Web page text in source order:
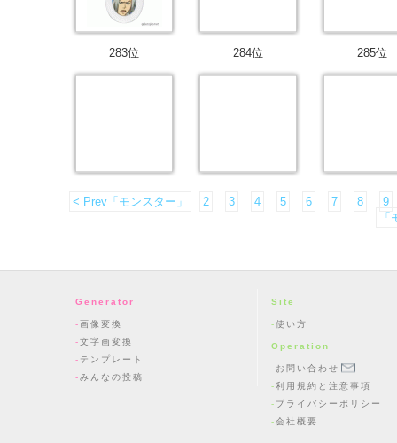
283位 284位 285位
< Prev「モンスター」 2 3 4 5 6 7 8
9
Generator
画像変換
文字画変換
テンプレート
みんなの投稿
Site
使い方
Operation
お問い合わせ
利用規約と注意事項
プライバシーポリシー
会社概要